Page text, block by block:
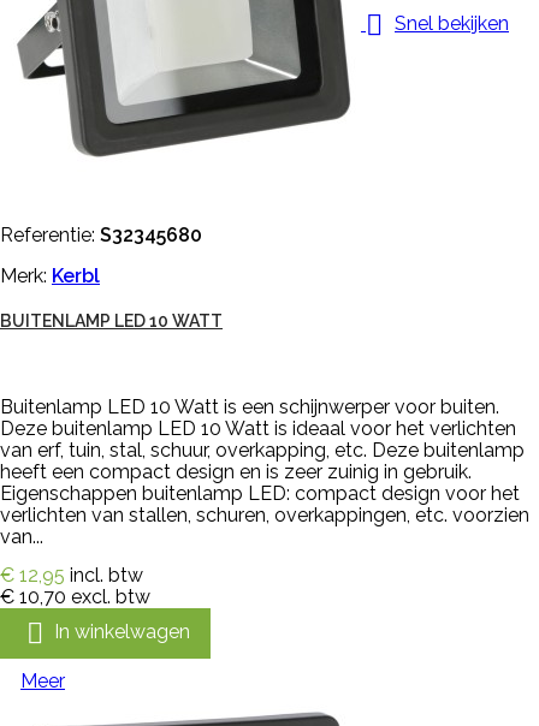
 Snel bekijken
Referentie: S32345680
Merk: Kerbl
BUITENLAMP LED 10 WATT
Buitenlamp LED 10 Watt is een schijnwerper voor buiten.
Deze buitenlamp LED 10 Watt is ideaal voor het verlichten
van erf, tuin, stal, schuur, overkapping, etc. Deze buitenlamp
heeft een compact design en is zeer zuinig in gebruik.
Eigenschappen buitenlamp LED: compact design voor het
verlichten van stallen, schuren, overkappingen, etc. voorzien
van...
€ 12,95 incl. btw
€ 10,70 excl. btw
 In winkelwagen
Meer